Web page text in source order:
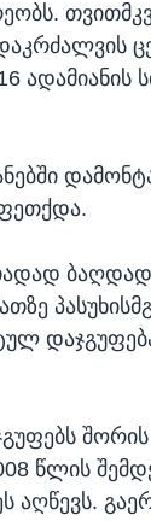
ადამიანის
შორის
წლის
აღწევს.